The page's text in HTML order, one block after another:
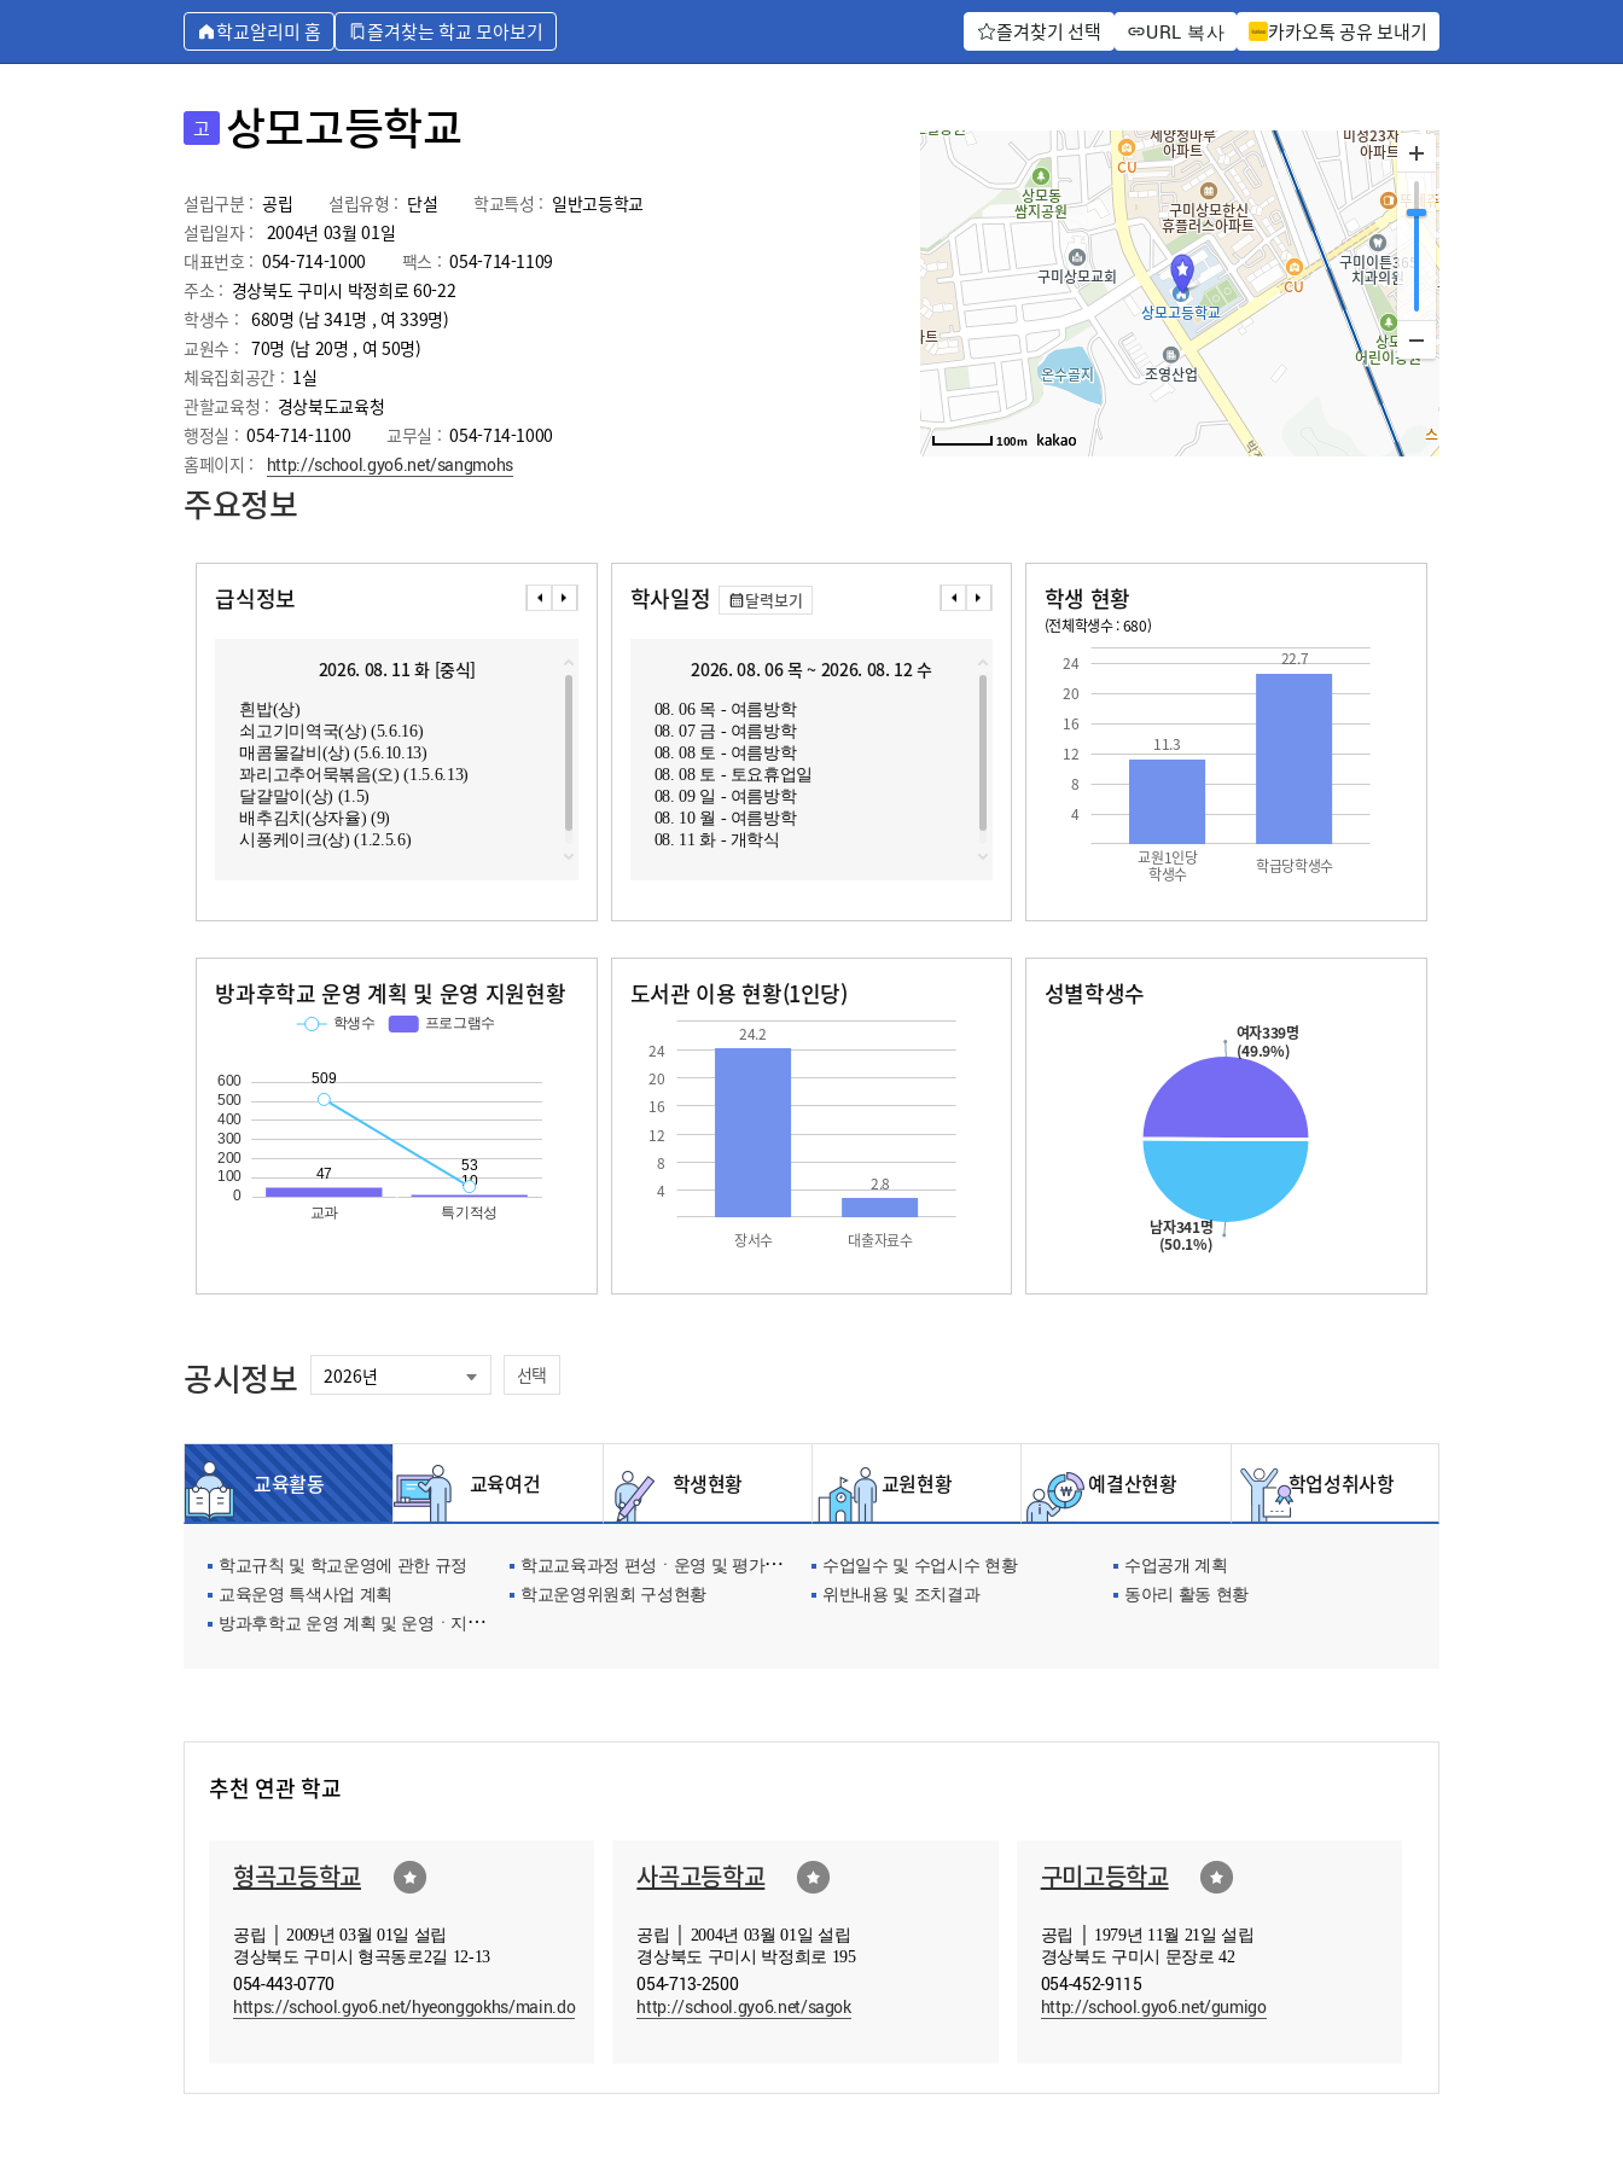
학교알리미 홈 즐겨찾는 학교 모아보기 즐겨찾기 선택 URL 복사 카카오톡 공유 보내기
고 상모고등학교
설립구분 : 공립 설립유형 : 단설 학교특성 : 일반고등학교
설립일자 : 2004년 03월 01일
대표번호 : 054-714-1000 팩스 : 054-714-1109
주소 : 경상북도 구미시 박정희로 60-22
학생수 : 680명 (남 341명 , 여 339명)
교원수 : 70명 (남 20명 , 여 50명)
체육집회공간 : 1실
관할교육청 : 경상북도교육청
행정실 : 054-714-1100 교무실 : 054-714-1000
홈페이지 :
http://school.gyo6.net/sangmohs
100m
주요정보
급식정보
2026. 08. 11 화 [중식]
흰밥(상)
쇠고기미역국(상) (5.6.16)
매콤물갈비(상) (5.6.10.13)
꽈리고추어묵볶음(오) (1.5.6.13)
달걀말이(상) (1.5)
배추김치(상자율) (9)
시퐁케이크(상) (1.2.5.6)
학사일정 달력보기
2026. 08. 06 목 ~ 2026. 08. 12 수
08. 06 목 - 여름방학
08. 07 금 - 여름방학
08. 08 토 - 여름방학
08. 08 토 - 토요휴업일
08. 09 일 - 여름방학
08. 10 월 - 여름방학
08. 11 화 - 개학식
2026. 08. 13 목 ~ 2026. 08. 19 수
08. 17 월 - 대체공휴일
학생 현황
(전체학생수 : 680)
4
8
12
16
20
24
교원1인당
학생수 학급당학생수
11.3
22.7
방과후학교 운영 계획 및 운영 지원현황 도서관 이용 현황(1인당)
4
8
12
16
20
24
장서수 대출자료수
24.2
2.8
성별학생수
남자341명
(50.1%)
여자339명
(49.9%)
공시정보 선택
교육활동 교육여건 학생현황 교원현황 예결산현황 학업성취사항
학교규칙 및 학교운영에 관한 규정 학교교육과정 편성ㆍ운영 및 평가에 관한 사항 수업일수 및 수업시수 현황
수업공개 계획
교육운영 특색사업 계획
학교운영위원회 구성현황 위반내용 및 조치결과
동아리 활동 현황
방과후학교 운영 계획 및 운영ㆍ지원현황
추천 연관 학교
형곡고등학교
공립 │ 2009년 03월 01일 설립
경상북도 구미시 형곡동로2길 12-13
054-443-0770
https://school.gyo6.net/hyeonggokhs/main.do
사곡고등학교
공립 │ 2004년 03월 01일 설립
경상북도 구미시 박정희로 195
054-713-2500
http://school.gyo6.net/sagok
구미고등학교
공립 │ 1979년 11월 21일 설립
경상북도 구미시 문장로 42
054-452-9115
http://school.gyo6.net/gumigo